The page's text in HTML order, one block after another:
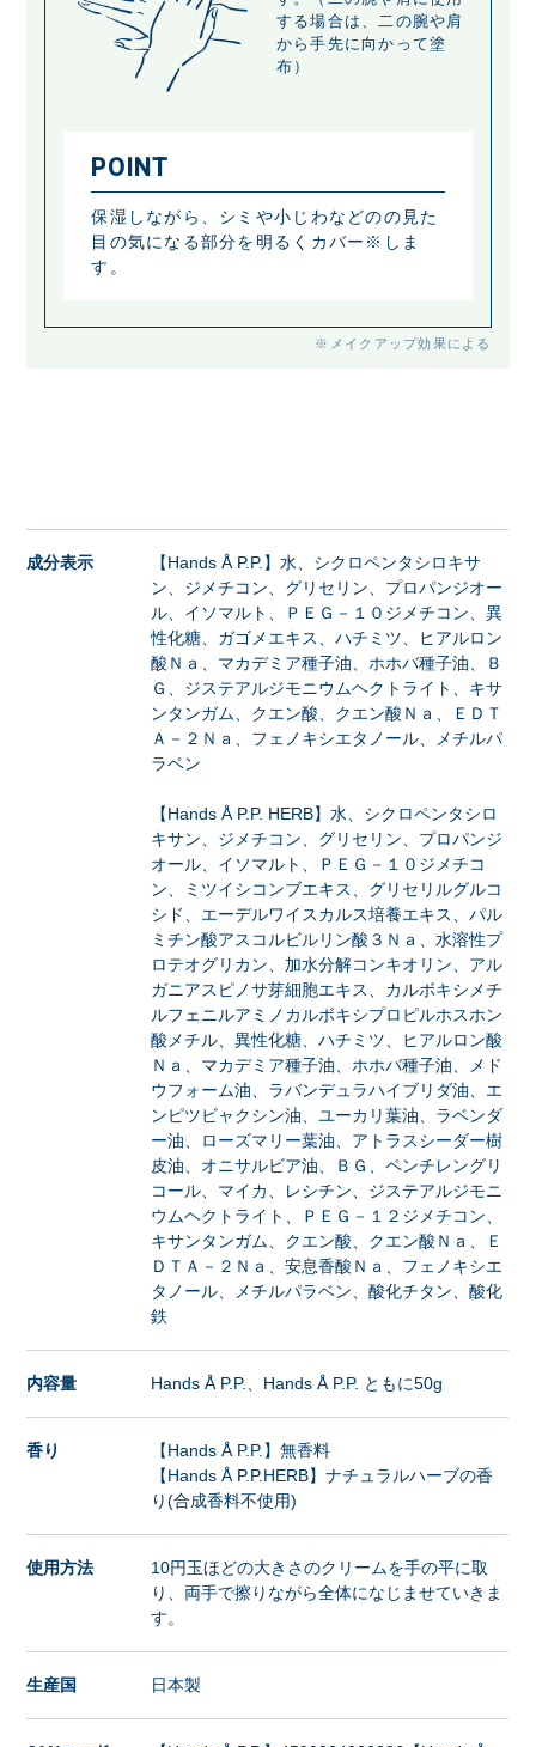
する場合は、二の腕や肩
から手先に向かって塗
布）
POINT
保湿しながら、シミや小じわなどのの見た
目の気になる部分を明るくカバー※しま
す。
※メイクアップ効果による
成分表示
【Hands Å P.P.】水、シクロペンタシロキサ
ン、ジメチコン、グリセリン、プロパンジオー
ル、イソマルト、ＰＥＧ－１０ジメチコン、異
性化糖、ガゴメエキス、ハチミツ、ヒアルロン
酸Ｎａ、マカデミア種子油、ホホバ種子油、Ｂ
Ｇ、ジステアルジモニウムヘクトライト、キサ
ンタンガム、クエン酸、クエン酸Ｎａ、ＥＤＴ
Ａ－２Ｎａ、フェノキシエタノール、メチルパ
ラベン
【Hands Å P.P. HERB】水、シクロペンタシロ
キサン、ジメチコン、グリセリン、プロパンジ
オール、イソマルト、ＰＥＧ－１０ジメチコ
ン、ミツイシコンブエキス、グリセリルグルコ
シド、エーデルワイスカルス培養エキス、パル
ミチン酸アスコルビルリン酸３Ｎａ、水溶性プ
ロテオグリカン、加水分解コンキオリン、アル
ガニアスピノサ芽細胞エキス、カルボキシメチ
ルフェニルアミノカルボキシプロピルホスホン
酸メチル、異性化糖、ハチミツ、ヒアルロン酸
Ｎａ、マカデミア種子油、ホホバ種子油、メド
ウフォーム油、ラバンデュラハイブリダ油、エ
ンピツビャクシン油、ユーカリ葉油、ラベンダ
ー油、ローズマリー葉油、アトラスシーダー樹
皮油、オニサルビア油、ＢＧ、ペンチレングリ
コール、マイカ、レシチン、ジステアルジモニ
ウムヘクトライト、ＰＥＧ－１２ジメチコン、
キサンタンガム、クエン酸、クエン酸Ｎａ、Ｅ
ＤＴＡ－２Ｎａ、安息香酸Ｎａ、フェノキシエ
タノール、メチルパラベン、酸化チタン、酸化
鉄
内容量 Hands Å P.P.、Hands Å P.P. ともに50g
香り
【Hands Å P.P.】無香料
【Hands Å P.P.HERB】ナチュラルハーブの香
り(合成香料不使用)
使用方法
10円玉ほどの大きさのクリームを手の平に取
り、両手で擦りながら全体になじませていきま
す。
生産国 日本製